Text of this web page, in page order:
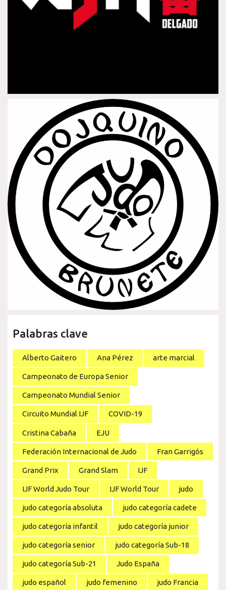
Palabras clave
Alberto Gaitero Ana Pérez arte marcial
Campeonato de Europa Senior
Campeonato Mundial Senior
Circuito Mundial IJF COVID-19
Cristina Cabaña EJU
Federación Internacional de Judo Fran Garrigós
Grand Prix Grand Slam IJF
IJF World Judo Tour IJF World Tour judo
judo categoría absoluta judo categoría cadete
judo categoría infantil judo categoría junior
judo categoría senior judo categoría Sub-18
judo categoría Sub-21 Judo España
judo español judo femenino judo Francia